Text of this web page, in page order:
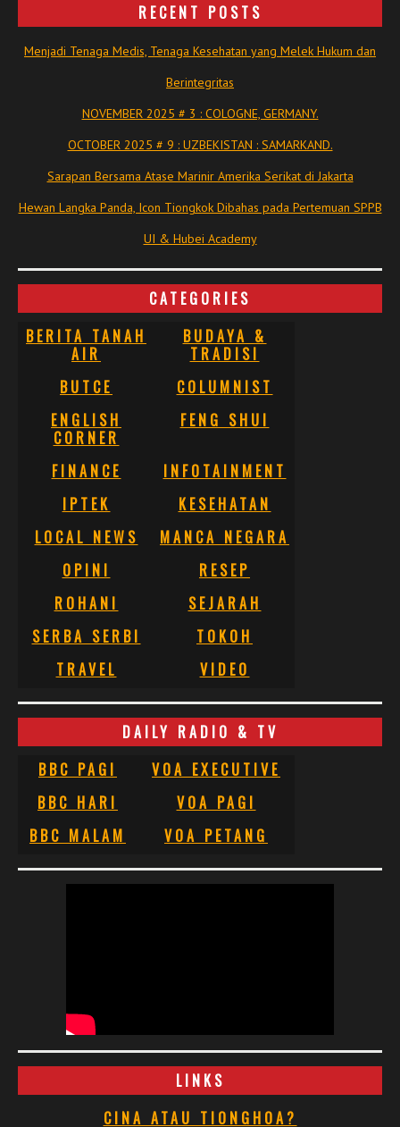
RECENT POSTS
Menjadi Tenaga Medis, Tenaga Kesehatan yang Melek Hukum dan
Berintegritas
NOVEMBER 2025 # 3 : COLOGNE, GERMANY.
OCTOBER 2025 # 9 : UZBEKISTAN : SAMARKAND.
Sarapan Bersama Atase Marinir Amerika Serikat di Jakarta
Hewan Langka Panda, Icon Tiongkok Dibahas pada Pertemuan SPPB
UI & Hubei Academy
CATEGORIES
BERITA TANAH
AIR
BUDAYA &
TRADISI
BUTCE
COLUMNIST
ENGLISH
CORNER
FENG SHUI
FINANCE
INFOTAINMENT
IPTEK
KESEHATAN
LOCAL NEWS
MANCA NEGARA
OPINI
RESEP
ROHANI
SEJARAH
SERBA SERBI
TOKOH
TRAVEL
VIDEO
DAILY RADIO & TV
BBC PAGI
VOA EXECUTIVE
BBC HARI
VOA PAGI
BBC MALAM
VOA PETANG
LINKS
CINA ATAU TIONGHOA?